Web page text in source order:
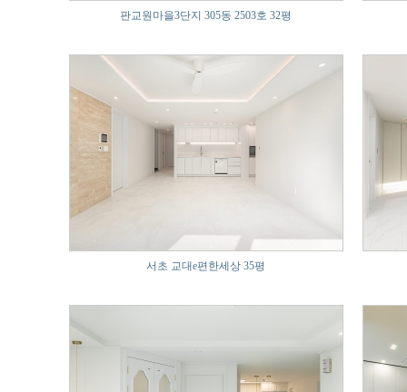
판교원마을3단지 305동 2503호 32평
서초 교대e편한세상 35평